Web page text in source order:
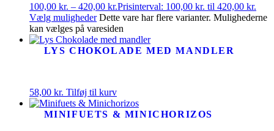
100,00 kr. – 420,00 kr.Prisinterval: 100,00 kr. til 420,00 kr.
Vælg muligheder Dette vare har flere varianter. Mulighederne
kan vælges på varesiden
LYS CHOKOLADE MED MANDLER
58,00 kr. Tilføj til kurv
MINIFUETS & MINICHORIZOS